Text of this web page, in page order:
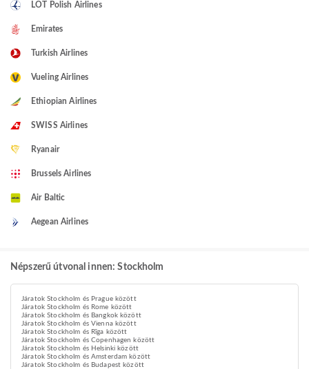
LOT Polish Airlines
Emirates
Turkish Airlines
Vueling Airlines
Ethiopian Airlines
SWISS Airlines
Ryanair
Brussels Airlines
Air Baltic
Aegean Airlines
Népszerű útvonal innen: Stockholm
Járatok Stockholm és Prague között
Járatok Stockholm és Rome között
Járatok Stockholm és Bangkok között
Járatok Stockholm és Vienna között
Járatok Stockholm és Rīga között
Járatok Stockholm és Copenhagen között
Járatok Stockholm és Helsinki között
Járatok Stockholm és Amsterdam között
Járatok Stockholm és Budapest között